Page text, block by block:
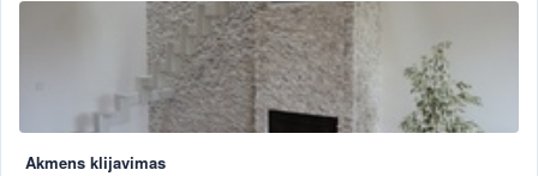
Akmens klijavimas